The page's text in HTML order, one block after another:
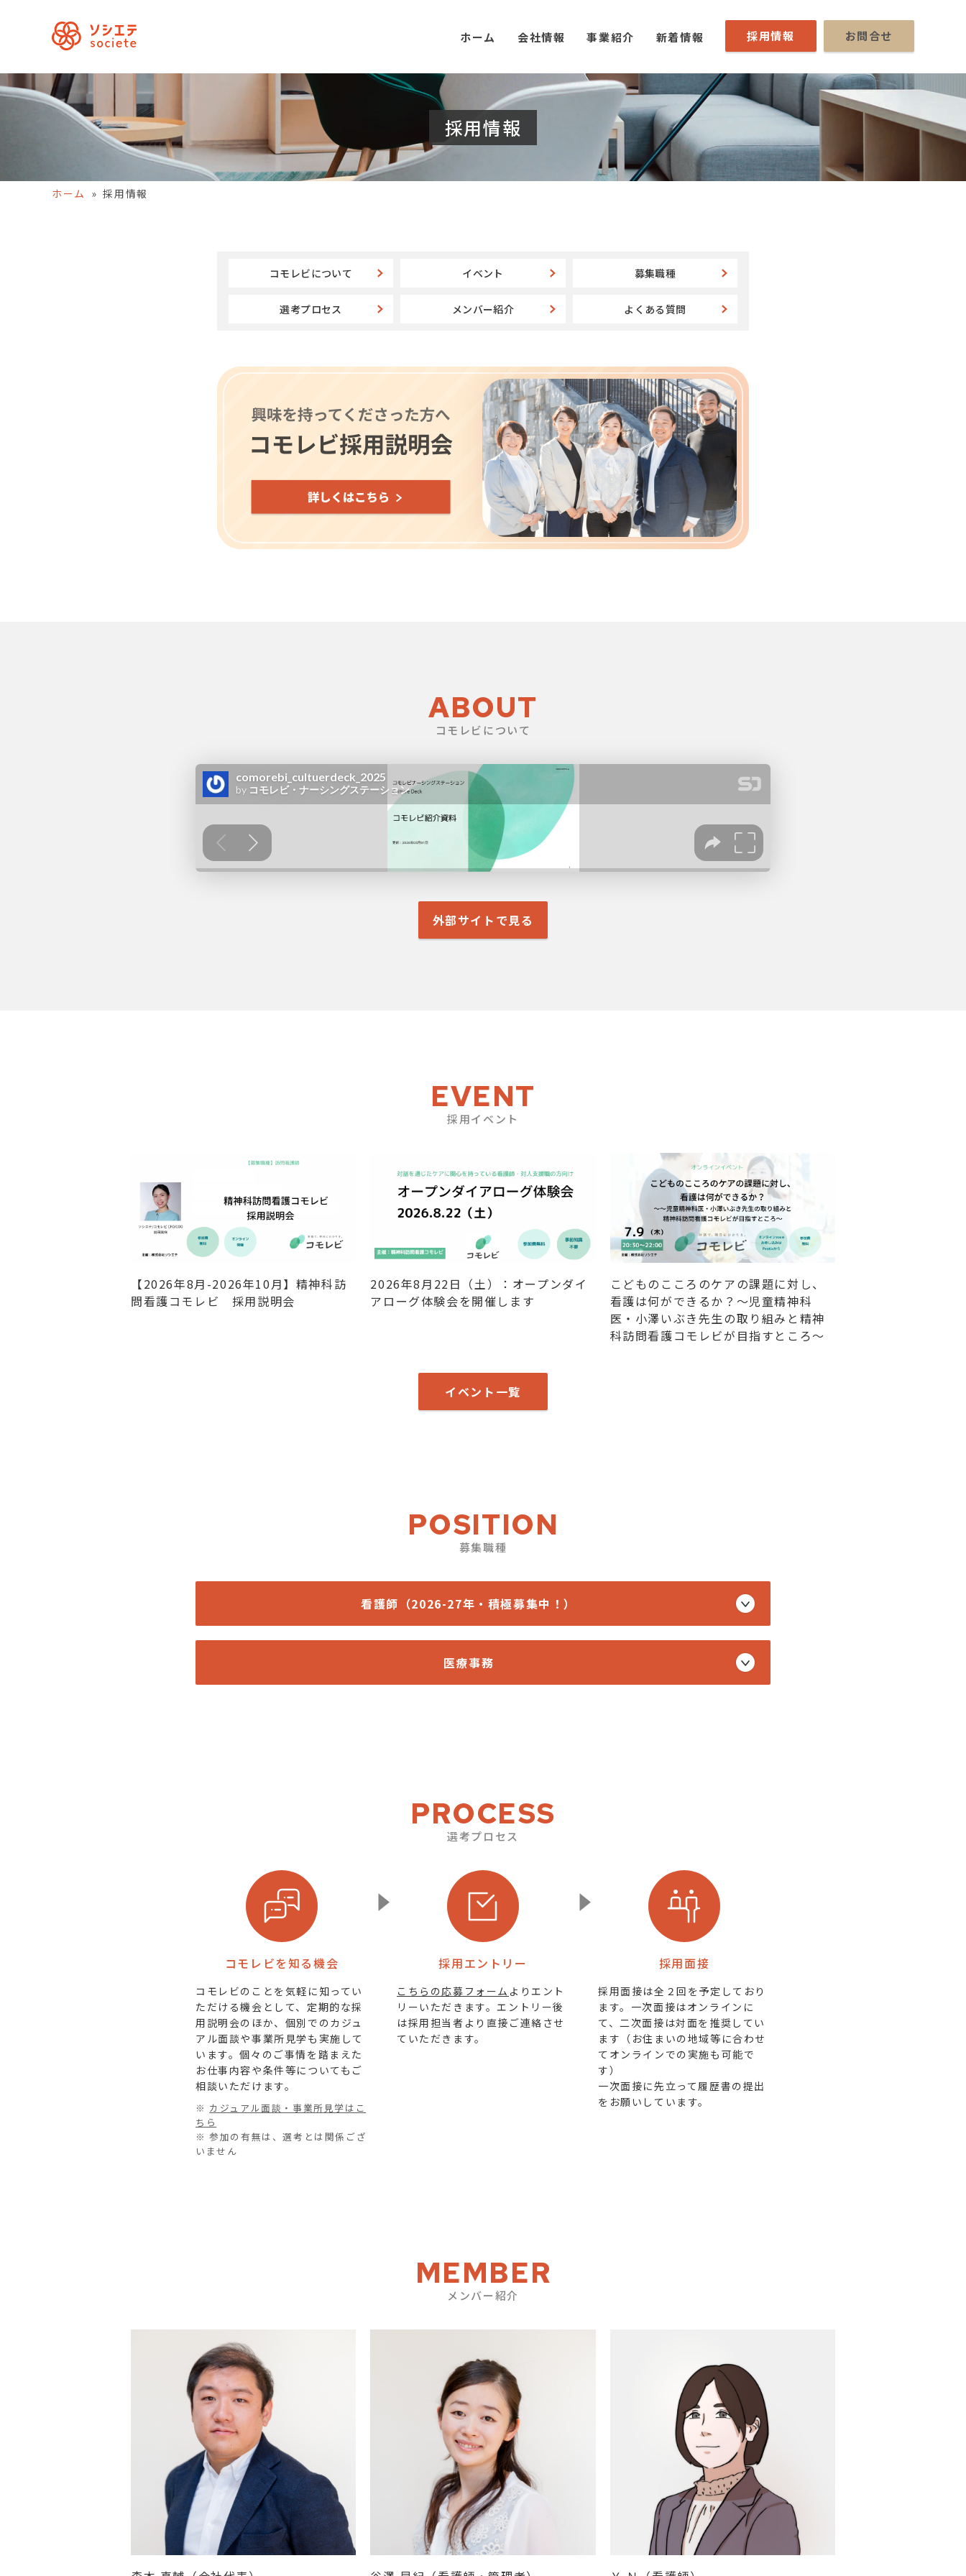
ホーム 会社情報 事業紹介 新着情報 採用情報 お問合せ
採用情報
ホーム » 採用情報
コモレビについて イベント 募集職種
選考プロセス メンバー紹介 よくある質問
ABOUT
コモレビについて
外部サイトで見る
EVENT
採用イベント
【2026年8月-2026年10月】精神科訪
問看護コモレビ 採用説明会
2026年8月22日（土）：オープンダイ
アローグ体験会を開催します
こどものこころのケアの課題に対し、
看護は何ができるか？～児童精神科
医・小澤いぶき先生の取り組みと精神
科訪問看護コモレビが目指すところ～
イベント一覧
POSITION
募集職種
看護師（2026-27年・積極募集中！）
医療事務
PROCESS
選考プロセス
コモレビを知る機会
コモレビのことを気軽に知ってい
ただける機会として、定期的な採
用説明会のほか、個別でのカジュ
アル面談や事業所見学も実施して
います。個々のご事情を踏まえた
お仕事内容や条件等についてもご
相談いただけます。
※ カジュアル面談・事業所見学はこ
ちら
※ 参加の有無は、選考とは関係ござ
いません
採用エントリー
こちらの応募フォーム よりエント
リーいただきます。エントリー後
は採用担当者より直接ご連絡させ
ていただきます。
採用面接
採用面接は全２回を予定しており
ます。一次面接はオンラインに
て、二次面接は対面を推奨してい
ます（お住まいの地域等に合わせ
てオンラインでの実施も可能で
す）
一次面接に先立って履歴書の提出
をお願いしています。
MEMBER
メンバー紹介